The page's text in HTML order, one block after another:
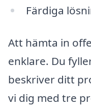
Färdiga
Att hämta in
enklare. Du
beskriver ditt
vi dig med tre